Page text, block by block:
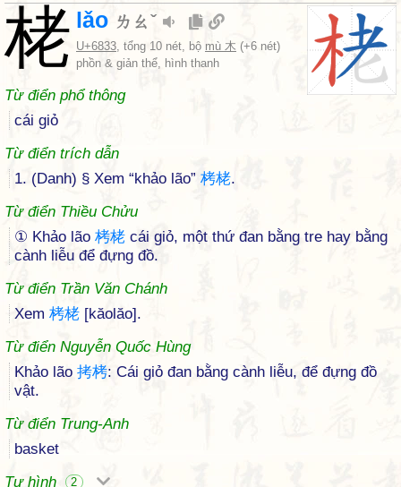
栳 lǎo ㄌㄠˇ
U+6833, tổng 10 nét, bộ mù 木 (+6 nét)
phồn & giản thể, hình thanh
Từ điển phổ thông
cái giỏ
Từ điển trích dẫn
1. (Danh) § Xem “khảo lão” 栲栳.
Từ điển Thiều Chửu
① Khảo lão 栲栳 cái giỏ, một thứ đan bằng tre hay bằng
cành liễu để đựng đồ.
Từ điển Trần Văn Chánh
Xem 栲栳 [kăolăo].
Từ điển Nguyễn Quốc Hùng
Khảo lão 拷栲: Cái giỏ đan bằng cành liễu, để đựng đồ
vật.
Từ điển Trung-Anh
basket
Tự hình
2